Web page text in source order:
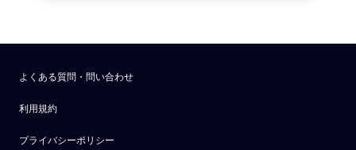
よくある質問・問い合わせ
利用規約
プライバシーポリシー